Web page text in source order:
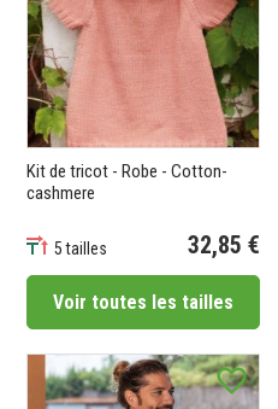
(7 avis)
Kit de tricot - Robe - Cotton-
cashmere
5 tailles 32,85 €
Voir toutes les tailles
favorite_border